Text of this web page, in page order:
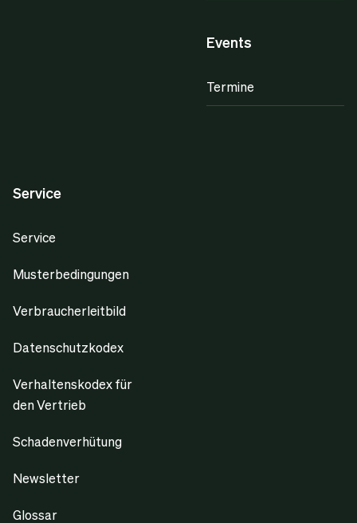
Events
Termine
Service
Service
Musterbedingungen
Verbraucherleitbild
Datenschutzkodex
Verhaltenskodex für
den Vertrieb
Schadenverhütung
Newsletter
Glossar